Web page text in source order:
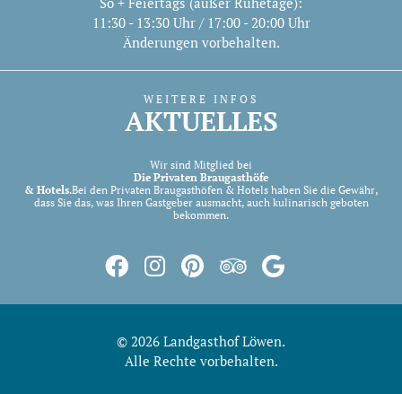
11:30 - 13:30 Uhr / 17:00 - 20:00 Uhr
Änderungen vorbehalten.
WEITERE INFOS
AKTUELLES
Wir sind Mitglied bei
Die Privaten Braugasthöfe
& Hotels.Bei den Privaten Braugasthöfen & Hotels haben Sie die Gewähr,
dass Sie das, was Ihren Gastgeber ausmacht, auch kulinarisch geboten
bekommen.
© 2026 Landgasthof Löwen.
Alle Rechte vorbehalten.